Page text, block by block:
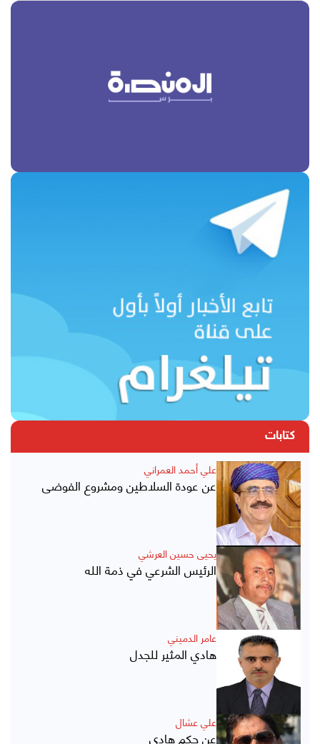
كتابات
علي أحمد العمراني
عن عودة السلاطين ومشروع الفوضى
يحيى حسين العرشي
الرئيس الشرعي في ذمة الله
عامر الدميني
هادي المثير للجدل
علي عشال
عن حكم هادي